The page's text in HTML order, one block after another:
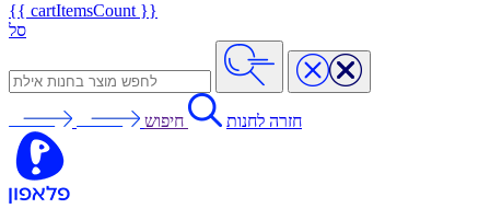
{{ cartItemsCount }}
סל
חזרה לחנות חיפוש